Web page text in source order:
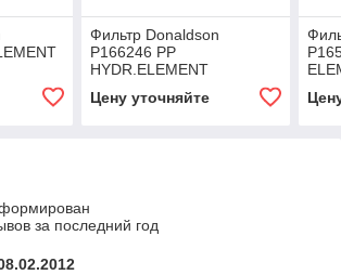
Фильтр Donaldson
P166246 PP
HYDR.ELEMENT
Цену уточняйте
за последний год